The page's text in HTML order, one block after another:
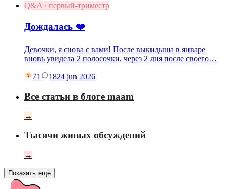
Q&A · первый-триместр
Дождалась ❤️
Девочки, я снова с вами! После выкидыша в январе
вновь увидела 2 полосочки, через 2 дня после своего…
71 1824 jun 2026
Все статьи в блоге maam
→
Тысячи живых обсуждений
→
Показать ещё